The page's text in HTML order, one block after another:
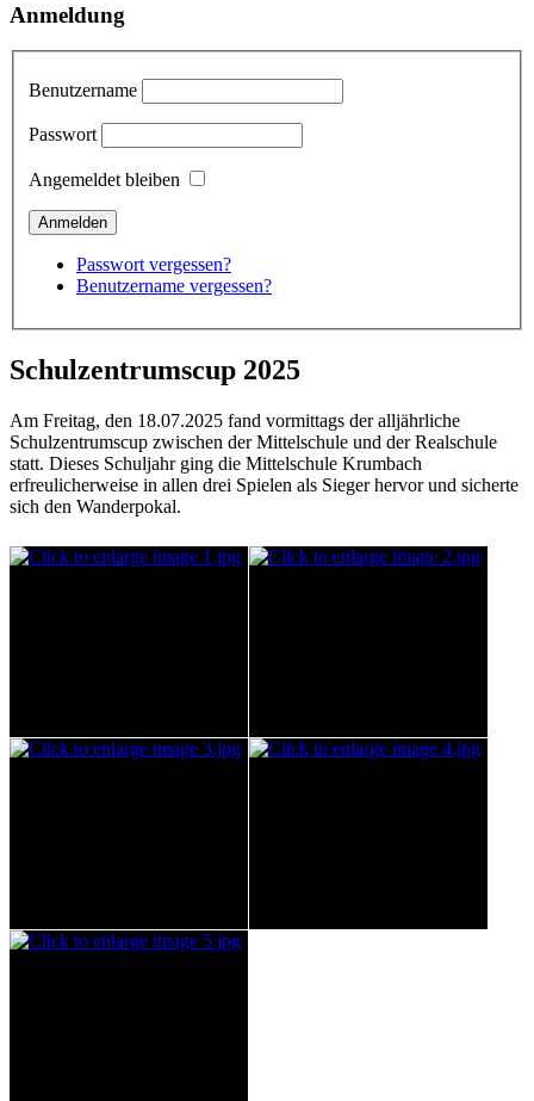
Anmeldung
Benutzername
Passwort
Angemeldet bleiben
Passwort vergessen?
Benutzername vergessen?
Schulzentrumscup 2025
Am Freitag, den 18.07.2025 fand vormittags der alljährliche
Schulzentrumscup zwischen der Mittelschule und der Realschule
statt. Dieses Schuljahr ging die Mittelschule Krumbach
erfreulicherweise in allen drei Spielen als Sieger hervor und sicherte
sich den Wanderpokal.